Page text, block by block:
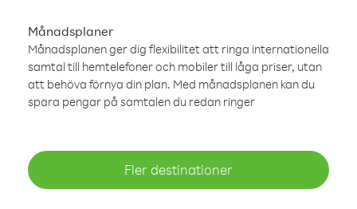
Månadsplaner
Månadsplanen ger dig flexibilitet att ringa internationella
samtal till hemtelefoner och mobiler till låga priser, utan
att behöva förnya din plan. Med månadsplanen kan du
spara pengar på samtalen du redan ringer
Fler destinationer